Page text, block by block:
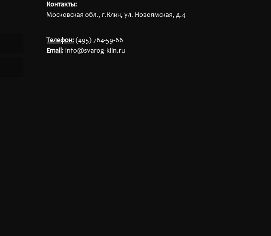
Контакты:
Московская обл., г.Клин, ул. Новоямская, д.4
Телефон:(495) 764-59-66
Email:info@svarog-klin.ru